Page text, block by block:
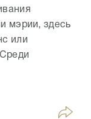
мэрии, здесь
или